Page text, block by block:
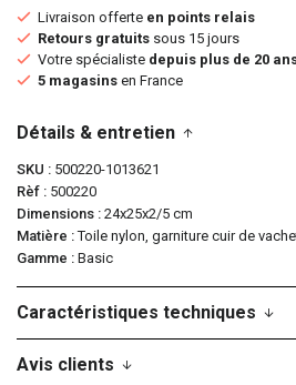
Livraison offerte en points relais
Retours gratuits sous 15 jours
Votre spécialiste depuis plus de 20
5 magasins en France
Détails & entretien
SKU
500220-1013621
Rèf
500220
Dimensions 24x25x2/5 cm
Matière
Toile nylon, garniture cuir de
Gamme
Basic
Caractéristiques techniques
Avis clients